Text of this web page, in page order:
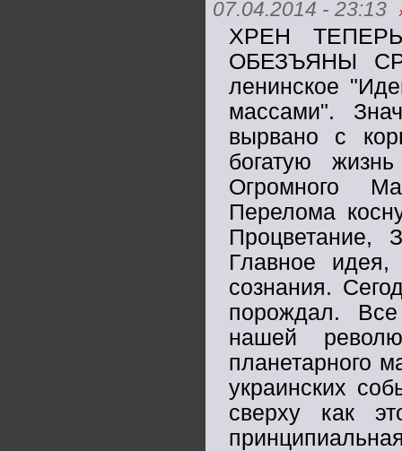
07.04.2014 - 23:13
ХРЕН
ОБЕЗЪЯНЫ
ленинское
массами".
вырвано с
богатую
Огромного
Перелома
Процветание,
Главное
сознания.
порождал.
нашей
планетарного
украинских
сверху как